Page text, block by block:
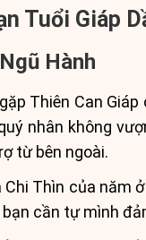
Tuổi Giáp
Hành
Thiên Can
nhân không
từ bên ngoài.
Thìn của năm
cần tự mình